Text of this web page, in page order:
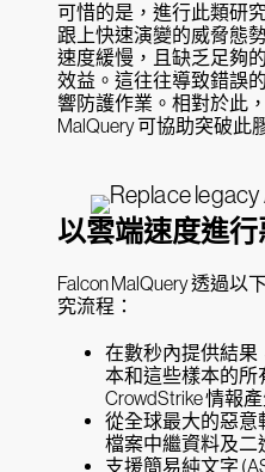
可惜的是，進行此類研
跟上快速演變的威脅態
速度緩慢，且缺乏足夠
效益。這往往導致錯誤
響防護作業。相對於此
MalQuery 可協助突破此
以雲端速度進
Falcon MalQuery 透過
究流程：
在數秒內提供結果
本和這些樣本的所
CrowdStrike 情報
從全球最大的惡意
檔案中繼資料及二
支援簡易純文字